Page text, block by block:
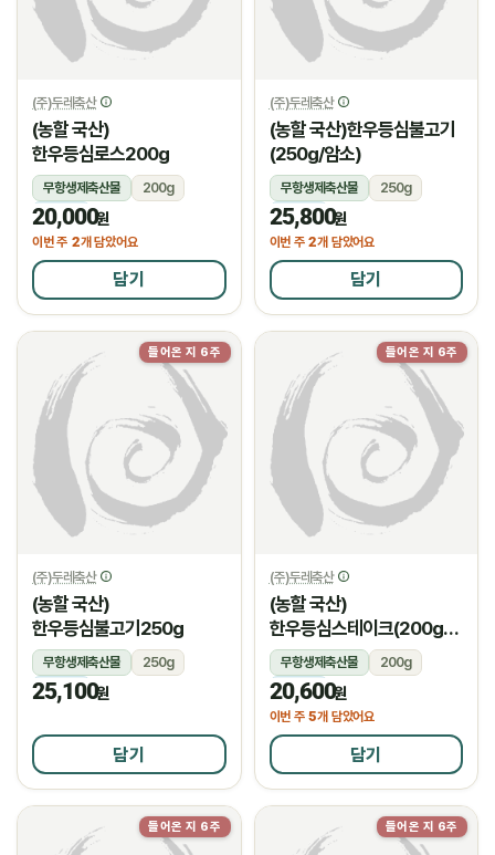
(주)두레축산
(농할 국산)
한우등심로스200g
무항생제축산물
200g
냉장
20,000원
이번 주 2개 담았어요
담기
(주)두레축산
(농할 국산)한우등심불고기
(250g/암소)
무항생제축산물
250g
냉장
25,800원
이번 주 2개 담았어요
담기
들어온 지 6주
(주)두레축산
(농할 국산)
한우등심불고기250g
무항생제축산물
250g
냉장
25,100원
담기
들어온 지 6주
(주)두레축산
(농할 국산)
한우등심스테이크(200g/
암소)
무항생제축산물
200g
냉장
20,600원
이번 주 5개 담았어요
담기
들어온 지 6주 들어온 지 6주